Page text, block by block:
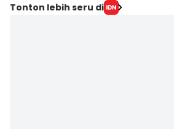
Tonton lebih seru di